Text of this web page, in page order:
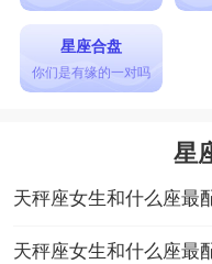
星座合盘
你们是有缘的一对吗
星
天秤座女生和什么座最
天秤座女生和什么座最